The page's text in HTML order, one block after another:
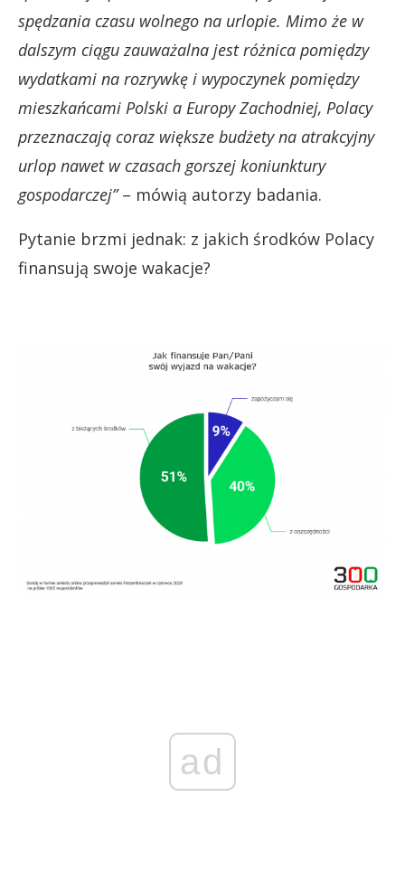
spędzania czasu wolnego na urlopie. Mimo że w
dalszym ciągu zauważalna jest różnica pomiędzy
wydatkami na rozrywkę i wypoczynek pomiędzy
mieszkańcami Polski a Europy Zachodniej, Polacy
przeznaczają coraz większe budżety na atrakcyjny
urlop nawet w czasach gorszej koniunktury
gospodarczej”– mówią autorzy badania.
Pytanie brzmi jednak: z jakich środków Polacy
finansują swoje wakacje?
ad